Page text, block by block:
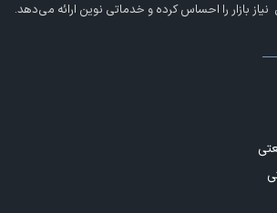
بازار را احساس کرده و خدماتی نوین ارائه می‌دهد.